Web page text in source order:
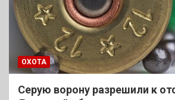
ОХОТА
Серую ворону разрешили к